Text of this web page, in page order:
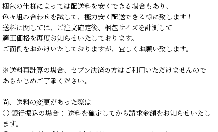
梱包の仕様によっては配送料を安くできる場合もあり、
色々組み合わせを試して、極力安く配送できる様に致します！
送料に関しては、ご注文確定後、梱包サイズを計測して
適正価格を再度お知らせいたしております。
ご面倒をおかけいたしておりますが、宜しくお願い致します。
※送料再計算の場合、セブン決済の方はご利用いただけませんので
あらかじめご了承ください。
尚、送料の変更があった際は
○ 銀行振込の場合： 送料を確定してから請求金額をお知らせいたし
ます。